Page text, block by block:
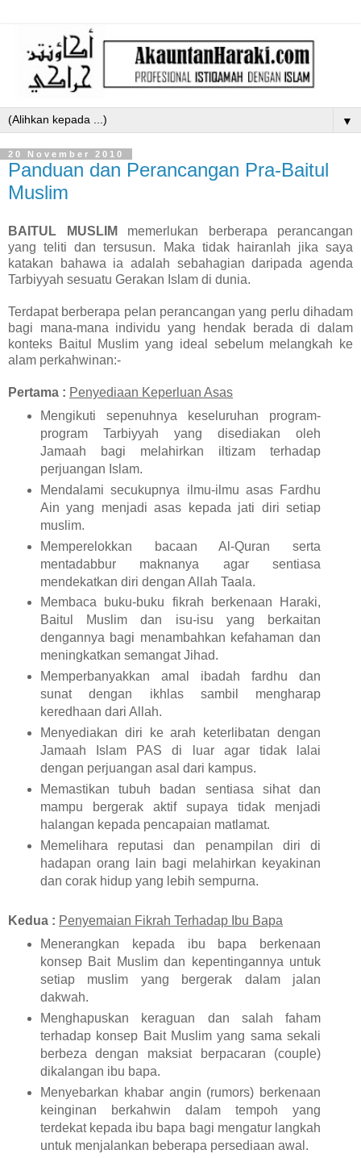
▼
20 November 2010
Panduan dan Perancangan Pra-Baitul
Muslim
BAITUL MUSLIM memerlukan berberapa perancangan
yang teliti dan tersusun. Maka tidak hairanlah jika saya
katakan bahawa ia adalah sebahagian daripada agenda
Tarbiyyah sesuatu Gerakan Islam di dunia.
Terdapat berberapa pelan perancangan yang perlu dihadam
bagi mana-mana individu yang hendak berada di dalam
konteks Baitul Muslim yang ideal sebelum melangkah ke
alam perkahwinan:-
Pertama : Penyediaan Keperluan Asas
Mengikuti sepenuhnya keseluruhan program-
program Tarbiyyah yang disediakan oleh
Jamaah bagi melahirkan iltizam terhadap
perjuangan Islam.
Mendalami secukupnya ilmu-ilmu asas Fardhu
Ain yang menjadi asas kepada jati diri setiap
muslim.
Memperelokkan bacaan Al-Quran serta
mentadabbur maknanya agar sentiasa
mendekatkan diri dengan Allah Taala.
Membaca buku-buku fikrah berkenaan Haraki,
Baitul Muslim dan isu-isu yang berkaitan
dengannya bagi menambahkan kefahaman dan
meningkatkan semangat Jihad.
Memperbanyakkan amal ibadah fardhu dan
sunat dengan ikhlas sambil mengharap
keredhaan dari Allah.
Menyediakan diri ke arah keterlibatan dengan
Jamaah Islam PAS di luar agar tidak lalai
dengan perjuangan asal dari kampus.
Memastikan tubuh badan sentiasa sihat dan
mampu bergerak aktif supaya tidak menjadi
halangan kepada pencapaian matlamat.
Memelihara reputasi dan penampilan diri di
hadapan orang lain bagi melahirkan keyakinan
dan corak hidup yang lebih sempurna.
Kedua : Penyemaian Fikrah Terhadap Ibu Bapa
Menerangkan kepada ibu bapa berkenaan
konsep Bait Muslim dan kepentingannya untuk
setiap muslim yang bergerak dalam jalan
dakwah.
Menghapuskan keraguan dan salah faham
terhadap konsep Bait Muslim yang sama sekali
berbeza dengan maksiat berpacaran (couple)
dikalangan ibu bapa.
Menyebarkan khabar angin (rumors) berkenaan
keinginan berkahwin dalam tempoh yang
terdekat kepada ibu bapa bagi mengatur langkah
untuk menjalankan beberapa persediaan awal.